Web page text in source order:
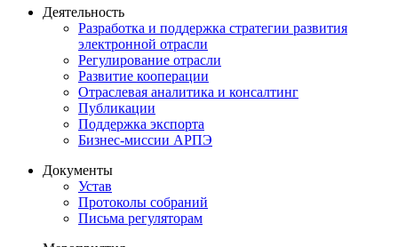
Деятельность
Разработка и поддержка стратегии развития
электронной отрасли
Регулирование отрасли
Развитие кооперации
Отраслевая аналитика и консалтинг
Публикации
Поддержка экспорта
Бизнес-миссии АРПЭ
Документы
Устав
Протоколы собраний
Письма регуляторам